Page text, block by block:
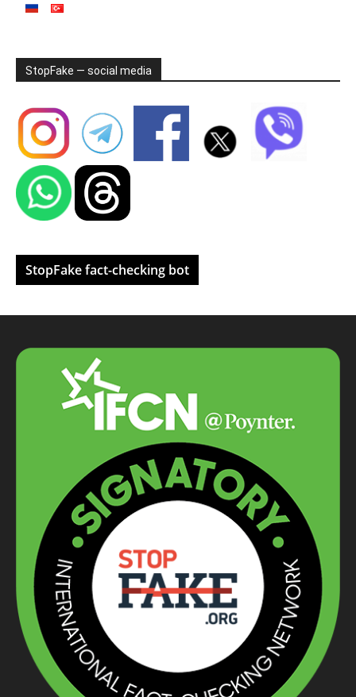
StopFake — social media
StopFake fact-checking bot